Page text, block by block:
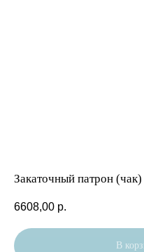
Закаточный патрон
6608,00 р.
В